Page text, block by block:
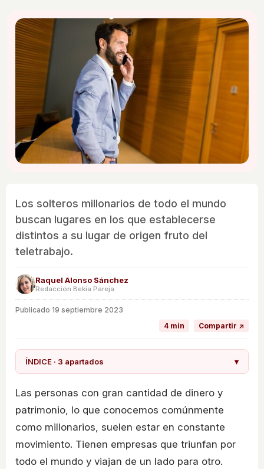
Los solteros millonarios de todo el mundo
buscan lugares en los que establecerse
distintos a su lugar de origen fruto del
teletrabajo.
Raquel Alonso Sánchez
Redacción Bekia Pareja
Publicado 19 septiembre 2023
4 min
Compartir ↗
ÍNDICE · 3 apartados ▾
Las personas con gran cantidad de dinero y
patrimonio, lo que conocemos comúnmente
como millonarios, suelen estar en constante
movimiento. Tienen empresas que triunfan por
todo el mundo y viajan de un lado para otro.